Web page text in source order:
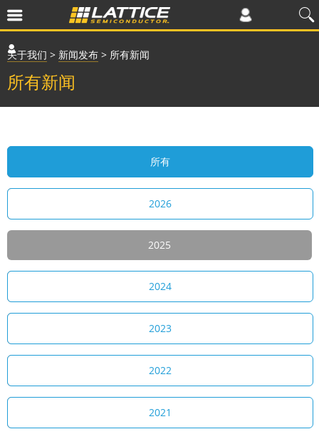
关于我们 > 新闻发布 > 所有新闻
所有新闻
所有
2026
2025
2024
2023
2022
2021